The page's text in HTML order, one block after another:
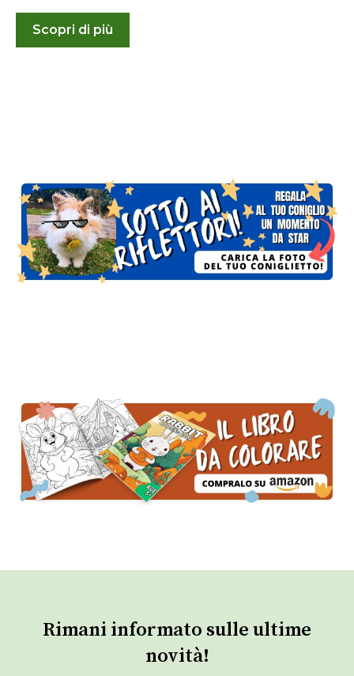
Scopri di più
Rimani informato sulle ultime
novità!